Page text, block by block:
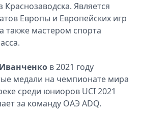
Краснозаводска. Является
Европы и Европейских игр
также мастером спорта
в 2021 году
медали на чемпионате мира
среди юниоров UCI 2021
за команду ОАЭ ADQ.